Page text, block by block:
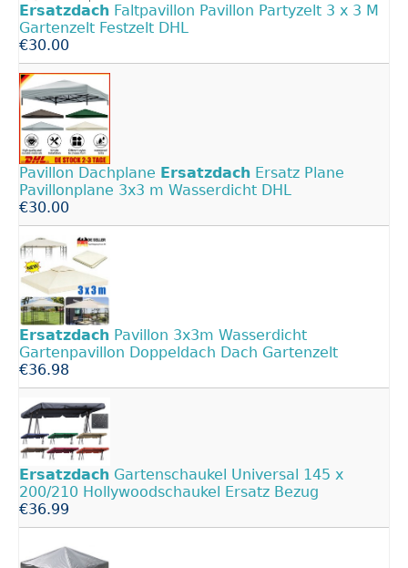
Ersatzdach Faltpavillon Pavillon Partyzelt 3 x 3 M
Gartenzelt Festzelt DHL
€30.00
Pavillon Dachplane Ersatzdach Ersatz Plane
Pavillonplane 3x3 m Wasserdicht DHL
€30.00
Ersatzdach Pavillon 3x3m Wasserdicht
Gartenpavillon Doppeldach Dach Gartenzelt
€36.98
Ersatzdach Gartenschaukel Universal 145 x
200/210 Hollywoodschaukel Ersatz Bezug
€36.99